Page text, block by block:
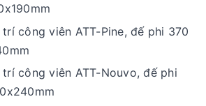
công viên ATT-Pine, đế phi 370
công viên ATT-Nouvo, đế phi